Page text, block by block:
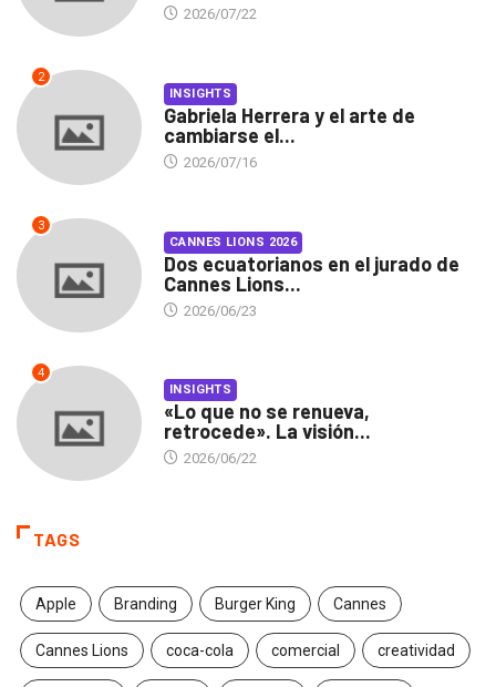
2026/07/22
2
INSIGHTS
Gabriela Herrera y el arte de
cambiarse el...
2026/07/16
3
CANNES LIONS 2026
Dos ecuatorianos en el jurado de
Cannes Lions...
2026/06/23
4
INSIGHTS
«Lo que no se renueva,
retrocede». La visión...
2026/06/22
TAGS
Apple Branding Burger King Cannes
Cannes Lions coca-cola comercial creatividad